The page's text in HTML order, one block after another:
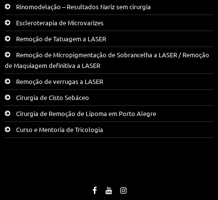
Rinomodelação – Resultados Nariz sem cirurgia
Escleroterapia de Microvarizes
Remoção de Tatuagem a LASER
Remoção de Micropigmentação de Sobrancelha a LASER / Remoção
de Maquiagem definitiva a LASER
Remoção de verrugas a LASER
Cirurgia de Cisto Sebáceo
Cirurgia de Remoção de Lipoma em Porto Alegre
Curso e Mentoria de Tricologia